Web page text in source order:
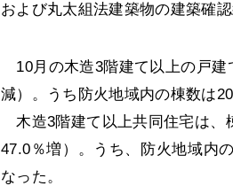
および丸太組法建築物の建築確
10月の木造3階建て以上の戸建
減）。うち防火地域内の棟数は
木造3階建て以上共同住宅は、
47.0％増）。うち、防火地域内
なった。